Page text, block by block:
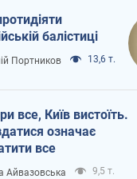
балістиці
Портников 13,6 т.
все, Київ вистоїть.
означає
все
Айвазовська 9,5 т.